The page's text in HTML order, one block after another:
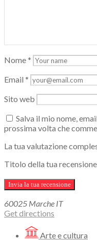
Nome*
Email *
Sito web
Salva il mio nome,
prossima volta che
La tua valutazione
Titolo della tua
60025 Marche IT
Get directions
Arte e cultura